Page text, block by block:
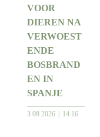
VOOR
DIEREN NA
VERWOEST
ENDE
BOSBRAND
EN IN
SPANJE
3 08 2026 14:16